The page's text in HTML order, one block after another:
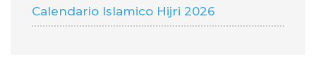
Calendario Islamico Hijri 2026